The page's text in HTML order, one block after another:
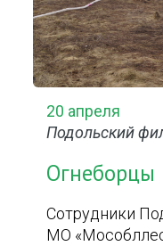
20 апреля
Подольский
Огнеборцы
Сотрудники
МО